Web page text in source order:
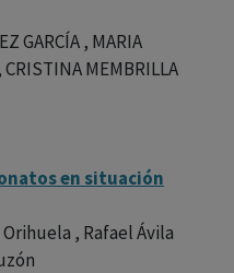
GARCÍA , MARIA
CRISTINA MEMBRILLA
en situación
, Rafael Ávila